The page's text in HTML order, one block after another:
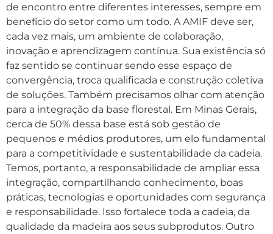
de encontro entre diferentes interesses, sempre em
benefício do setor como um todo. A AMIF deve ser,
cada vez mais, um ambiente de colaboração,
inovação e aprendizagem contínua. Sua existência só
faz sentido se continuar sendo esse espaço de
convergência, troca qualificada e construção coletiva
de soluções. Também precisamos olhar com atenção
para a integração da base florestal. Em Minas Gerais,
cerca de 50% dessa base está sob gestão de
pequenos e médios produtores, um elo fundamental
para a competitividade e sustentabilidade da cadeia.
Temos, portanto, a responsabilidade de ampliar essa
integração, compartilhando conhecimento, boas
práticas, tecnologias e oportunidades com segurança
e responsabilidade. Isso fortalece toda a cadeia, da
qualidade da madeira aos seus subprodutos. Outro